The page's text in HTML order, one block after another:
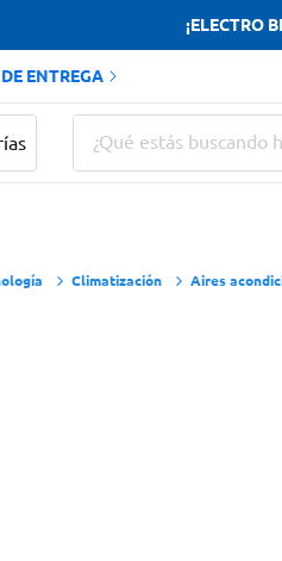
¡ELECTRO
ENTREGA
¿Qué estás buscando hoy?
Climatización Aires
buscados